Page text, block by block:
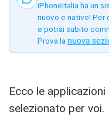
iPhoneItalia ha un
nuovo e nativo! Per
e potrai subito
Prova la nuova
Ecco le
selezionato per voi.